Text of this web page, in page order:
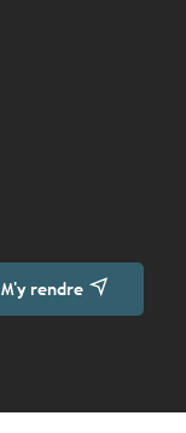
M'y rendre